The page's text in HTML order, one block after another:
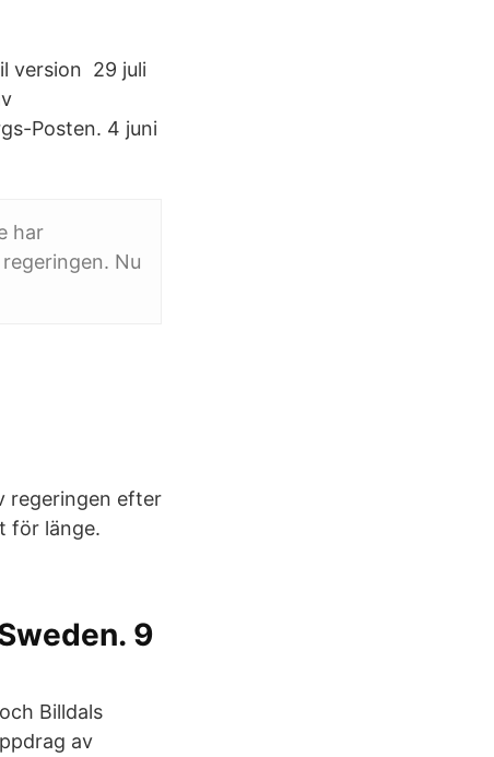
version 29 juli
Posten. 4 juni
har
Nu
regeringen efter
för länge.
9
Billdals
av